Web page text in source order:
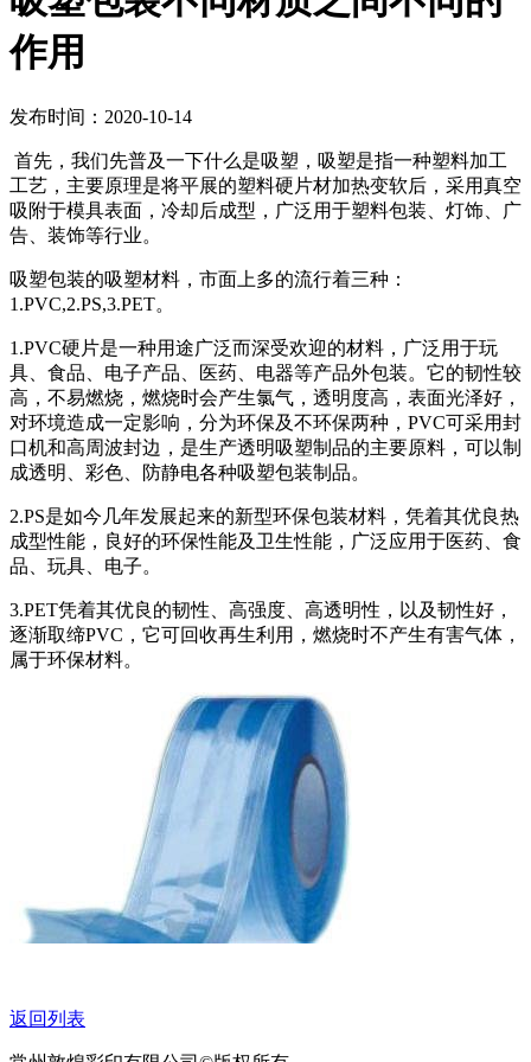
作用
发布时间：2020-10-14
首先，我们先普及一下什么是吸塑，吸塑是指一种塑料加工
工艺，主要原理是将平展的塑料硬片材加热变软后，采用真空
吸附于模具表面，冷却后成型，广泛用于塑料包装、灯饰、广
告、装饰等行业。
吸塑包装的吸塑材料，市面上多的流行着三种：
1.PVC,2.PS,3.PET。
1.PVC硬片是一种用途广泛而深受欢迎的材料，广泛用于玩
具、食品、电子产品、医药、电器等产品外包装。它的韧性较
高，不易燃烧，燃烧时会产生氯气，透明度高，表面光泽好，
对环境造成一定影响，分为环保及不环保两种，PVC可采用封
口机和高周波封边，是生产透明吸塑制品的主要原料，可以制
成透明、彩色、防静电各种吸塑包装制品。
2.PS是如今几年发展起来的新型环保包装材料，凭着其优良热
成型性能，良好的环保性能及卫生性能，广泛应用于医药、食
品、玩具、电子。
3.PET凭着其优良的韧性、高强度、高透明性，以及韧性好，
逐渐取缔PVC，它可回收再生利用，燃烧时不产生有害气体，
属于环保材料。
返回列表